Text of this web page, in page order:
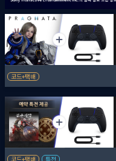
코드+택배
코드+택배 특전